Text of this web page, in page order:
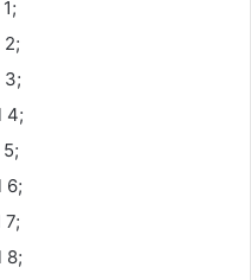
2;
3;
4;
6;
7;
8;